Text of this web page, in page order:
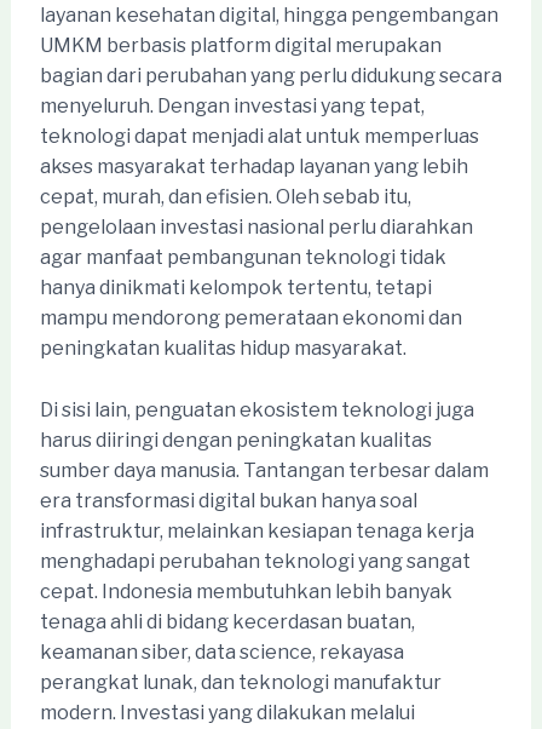
layanan kesehatan digital, hingga pengembangan
UMKM berbasis platform digital merupakan
bagian dari perubahan yang perlu didukung secara
menyeluruh. Dengan investasi yang tepat,
teknologi dapat menjadi alat untuk memperluas
akses masyarakat terhadap layanan yang lebih
cepat, murah, dan efisien. Oleh sebab itu,
pengelolaan investasi nasional perlu diarahkan
agar manfaat pembangunan teknologi tidak
hanya dinikmati kelompok tertentu, tetapi
mampu mendorong pemerataan ekonomi dan
peningkatan kualitas hidup masyarakat.
Di sisi lain, penguatan ekosistem teknologi juga
harus diiringi dengan peningkatan kualitas
sumber daya manusia. Tantangan terbesar dalam
era transformasi digital bukan hanya soal
infrastruktur, melainkan kesiapan tenaga kerja
menghadapi perubahan teknologi yang sangat
cepat. Indonesia membutuhkan lebih banyak
tenaga ahli di bidang kecerdasan buatan,
keamanan siber, data science, rekayasa
perangkat lunak, dan teknologi manufaktur
modern. Investasi yang dilakukan melalui